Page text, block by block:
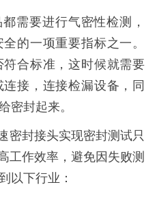
需要进行气密性检测，
的一项重要指标之一。
合标准，这时候就需要
连接，连接检漏设备，同
密封起来。
密封接头实现密封测试只
工作效率，避免因失败测
以下行业：